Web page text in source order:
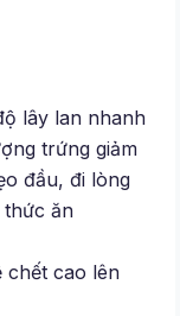
lây lan nhanh
trứng giảm
đầu, đi lòng
thức ăn
chết cao lên